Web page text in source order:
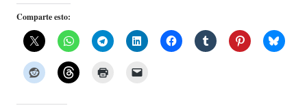
Comparte esto: